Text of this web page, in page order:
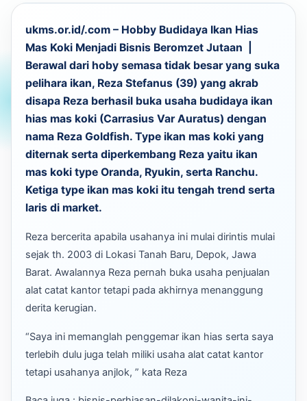
ukms.or.id/.com – Hobby Budidaya Ikan Hias
Mas Koki Menjadi Bisnis Beromzet Jutaan |
Berawal dari hoby semasa tidak besar yang suka
pelihara ikan, Reza Stefanus (39) yang akrab
disapa Reza berhasil buka usaha budidaya ikan
hias mas koki (Carrasius Var Auratus) dengan
nama Reza Goldfish. Type ikan mas koki yang
diternak serta diperkembang Reza yaitu ikan
mas koki type Oranda, Ryukin, serta Ranchu.
Ketiga type ikan mas koki itu tengah trend serta
laris di market.
Reza bercerita apabila usahanya ini mulai dirintis mulai
sejak th. 2003 di Lokasi Tanah Baru, Depok, Jawa
Barat. Awalannya Reza pernah buka usaha penjualan
alat catat kantor tetapi pada akhirnya menanggung
derita kerugian.
“Saya ini memanglah penggemar ikan hias serta saya
terlebih dulu juga telah miliki usaha alat catat kantor
tetapi usahanya anjlok, ” kata Reza